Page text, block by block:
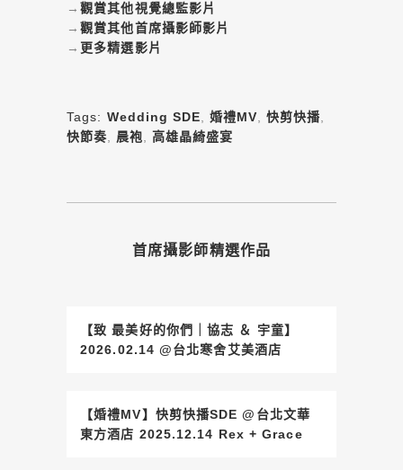
→觀賞其他視覺總監影片
→觀賞其他首席攝影師影片
→ 更多精選影片
Tags: Wedding SDE 婚禮MV ,快剪快播
快節奏
晨袍 ,高雄晶綺盛宴
首席攝影師精選作品
【致 最美好的你們｜協志 ＆ 宇童】
2026.02.14 @台北寒舍艾美酒店
【婚禮MV】快剪快播SDE @台北文華
東方酒店 2025.12.14 Rex + Grace